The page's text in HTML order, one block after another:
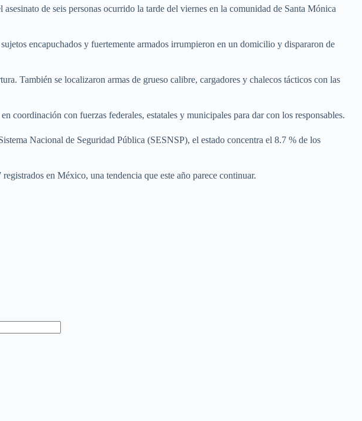
de seis personas ocurrido la tarde del viernes en la comunidad de Santa Mónica
encapuchados y fuertemente armados irrumpieron en un domicilio y dispararon de
También se localizaron armas de grueso calibre, cargadores y chalecos tácticos con las
coordinación con fuerzas federales, estatales y municipales para dar con los responsables.
Nacional de Seguridad Pública (SESNSP), el estado concentra el 8.7 % de los
en México, una tendencia que este año parece continuar.